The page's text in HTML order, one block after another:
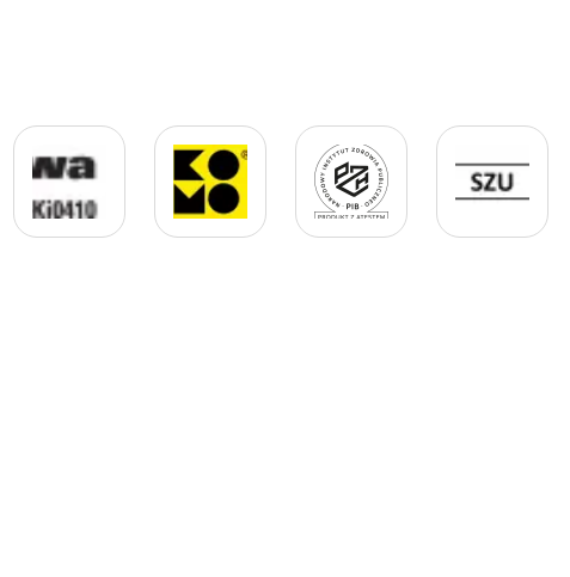
Logo KIWA-UNI JPG.jpgKOMO Logo JPG.jpgLogo PZH Black.pngLogo SZU.jpg